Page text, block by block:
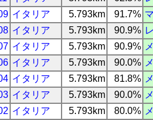
イタリア 5.793km 91.7%
イタリア 5.793km 90.9%
イタリア 5.793km 90.9%
イタリア 5.793km 90.0%
イタリア 5.793km 81.8%
イタリア 5.793km 90.0%
イタリア 5.793km 80.0%